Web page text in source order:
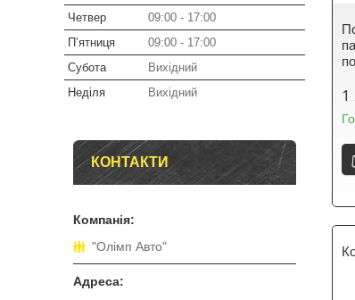
1
Четвер
09:00
17:00
Пʼятниця
09:00
17:00
Субота
Вихідний
Неділя
Вихідний
КОНТАКТИ
"Олімп Авто"